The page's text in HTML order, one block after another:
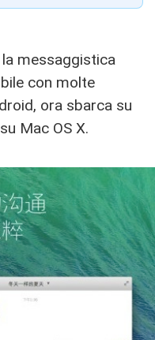
messaggistica
con molte
ora sbarca su
Mac OS X.